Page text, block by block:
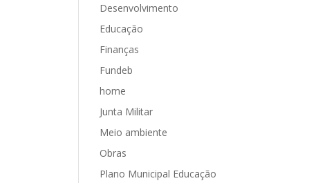
Desenvolvimento
Educação
Finanças
Fundeb
home
Junta Militar
Meio ambiente
Obras
Plano Municipal Educação